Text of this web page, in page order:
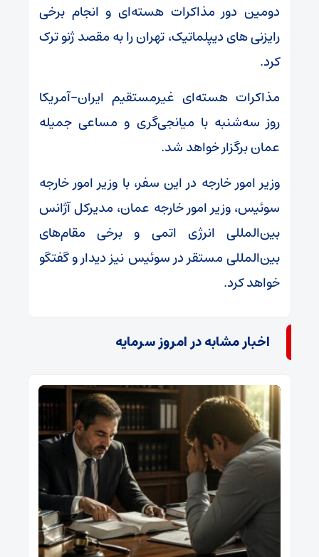
دومین دور مذاکرات هسته‌ای و انجام برخی
رایزنی های دیپلماتیک، تهران را به مقصد ژنو ترک
کرد.
مذاکرات هسته‌ای غیرمستقیم ایران-آمریکا
روز سه‌شنبه با میانجی‌گری و مساعی جمیله
عمان برگزار خواهد شد.
وزیر امور خارجه در این سفر، با وزیر امور خارجه
سوئیس، وزیر امور خارجه عمان، مدیرکل آژانس
بین‌المللی انرژی اتمی و برخی مقام‌های
بین‌المللی مستقر در سوئیس نیز دیدار و گفتگو
خواهد کرد.
اخبار مشابه در امروز سرمایه